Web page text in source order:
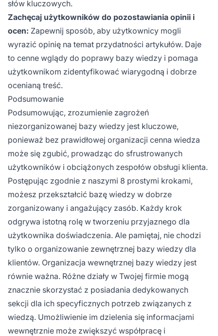
słów kluczowych.
Zachęcaj użytkowników do pozostawiania opinii i
ocen: Zapewnij sposób, aby użytkownicy mogli
wyrazić opinię na temat przydatności artykułów. Daje
to cenne wglądy do poprawy bazy wiedzy i pomaga
użytkownikom zidentyfikować wiarygodną i dobrze
ocenianą treść.
Podsumowanie
Podsumowując, zrozumienie zagrożeń
niezorganizowanej bazy wiedzy jest kluczowe,
ponieważ bez prawidłowej organizacji cenna wiedza
może się zgubić, prowadząc do sfrustrowanych
użytkowników i obciążonych zespołów obsługi klienta.
Postępując zgodnie z naszymi 8 prostymi krokami,
możesz przekształcić bazę wiedzy w dobrze
zorganizowany i angażujący zasób. Każdy krok
odgrywa istotną rolę w tworzeniu przyjaznego dla
użytkownika doświadczenia. Ale pamiętaj, nie chodzi
tylko o organizowanie zewnętrznej bazy wiedzy dla
klientów. Organizacja wewnętrznej bazy wiedzy jest
równie ważna. Różne działy w Twojej firmie mogą
znacznie skorzystać z posiadania dedykowanych
sekcji dla ich specyficznych potrzeb związanych z
wiedzą. Umożliwienie im dzielenia się informacjami
wewnętrznie może zwiększyć współpracę i